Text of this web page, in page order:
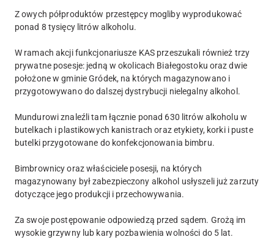
Z owych półproduktów przestępcy mogliby wyprodukować
ponad 8 tysięcy litrów alkoholu.
W ramach akcji funkcjonariusze KAS przeszukali również trzy
prywatne posesje: jedną w okolicach Białegostoku oraz dwie
położone w gminie Gródek, na których magazynowano i
przygotowywano do dalszej dystrybucji nielegalny alkohol.
Mundurowi znaleźli tam łącznie ponad 630 litrów alkoholu w
butelkach i plastikowych kanistrach oraz etykiety, korki i puste
butelki przygotowane do konfekcjonowania bimbru.
Bimbrownicy oraz właściciele posesji, na których
magazynowany był zabezpieczony alkohol usłyszeli już zarzuty
dotyczące jego produkcji i przechowywania.
Za swoje postępowanie odpowiedzą przed sądem. Grożą im
wysokie grzywny lub kary pozbawienia wolności do 5 lat.